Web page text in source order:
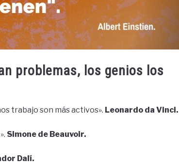
problemas, los genios los
trabajo son más activos». Leonardo da Vinci.
Simone de Beauvoir.
Dalí.